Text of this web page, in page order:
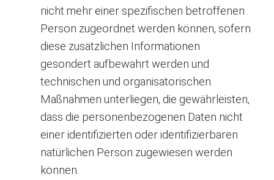
nicht mehr einer spezifischen betroffenen
Person zugeordnet werden können, sofern
diese zusätzlichen Informationen
gesondert aufbewahrt werden und
technischen und organisatorischen
Maßnahmen unterliegen, die gewährleisten,
dass die personenbezogenen Daten nicht
einer identifizierten oder identifizierbaren
natürlichen Person zugewiesen werden
können.